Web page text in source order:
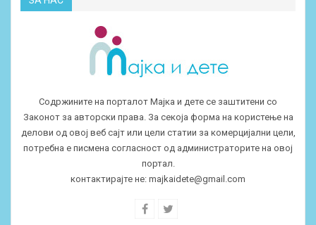
Содржините на порталот Мајка и дете се заштитени со
Законот за авторски права. За секоја форма на користење на
делови од овој веб сајт или цели статии за комерцијални цели,
потребна е писмена согласност од администраторите на овој
портал.
контактирајте не: majkaidete@gmail.com